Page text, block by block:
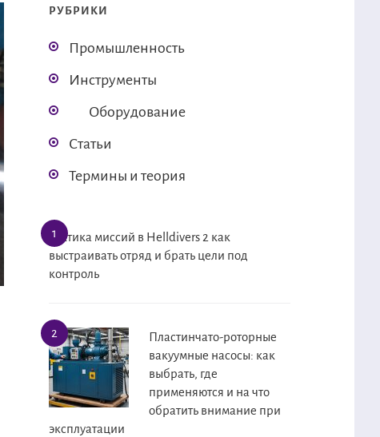
РУБРИКИ
Промышленность
Инструменты
Оборудование
Статьи
Термины и теория
Тактика миссий в Helldivers 2 как
выстраивать отряд и брать цели под
контроль
Пластинчато-роторные
вакуумные насосы: как
выбрать, где
применяются и на что
обратить внимание при
эксплуатации